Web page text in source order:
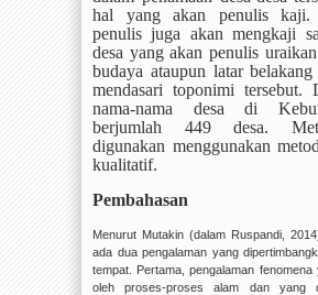
hal yang akan penulis kaji.
penulis juga akan mengkaji
desa yang akan penulis
budaya ataupun latar
mendasari toponimi tersebut.
nama-nama desa di
berjumlah 449 desa.
digunakan menggunakan
kualitatif.
Pembahasan
Menurut Mutakin (dalam Ruspandi,
ada dua pengalaman yang
tempat. Pertama, pengalaman fenomena
oleh proses-proses alam dan yang